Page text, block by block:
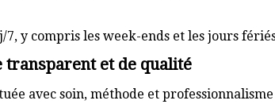
y compris les week-ends et les jours
transparent et de qualité
avec soin, méthode et